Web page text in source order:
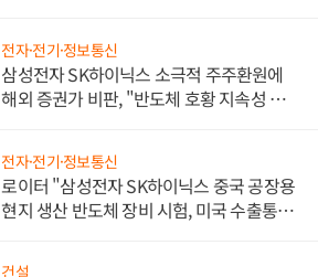
전자·전기·정보통신
삼성전자 SK하이닉스 소극적 주주환원에
해외 증권가 비판, "반도체 호황 지속성 의
전자·전기·정보통신
로이터 "삼성전자 SK하이닉스 중국 공장용
현지 생산 반도체 장비 시험, 미국 수출통제
건설